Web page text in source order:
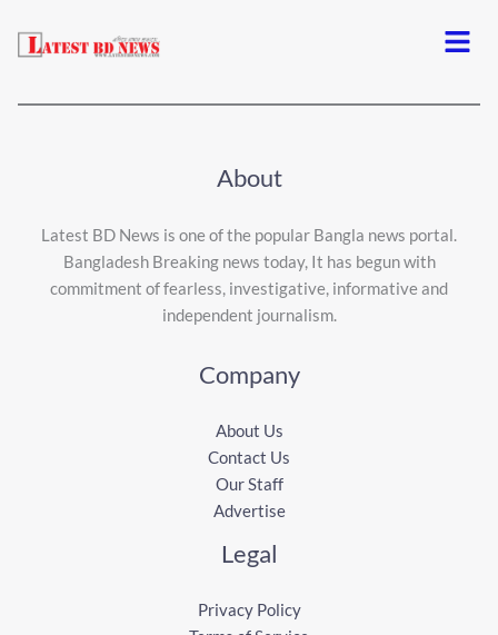
Menu
About
Latest BD News is one of the popular Bangla news portal.
Bangladesh Breaking news today, It has begun with
commitment of fearless, investigative, informative and
independent journalism.
Company
About Us
Contact Us
Our Staff
Advertise
Legal
Privacy Policy